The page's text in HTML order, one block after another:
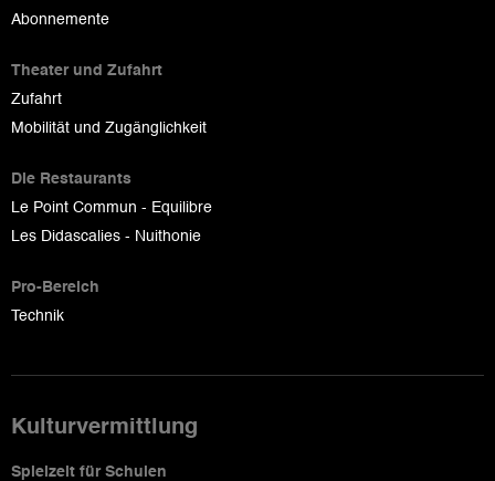
Abonnemente
Theater und Zufahrt
Zufahrt
Mobilität und Zugänglichkeit
Die Restaurants
Le Point Commun - Equilibre
Les Didascalies - Nuithonie
Pro-Bereich
Technik
Kulturvermittlung
Spielzeit für Schulen